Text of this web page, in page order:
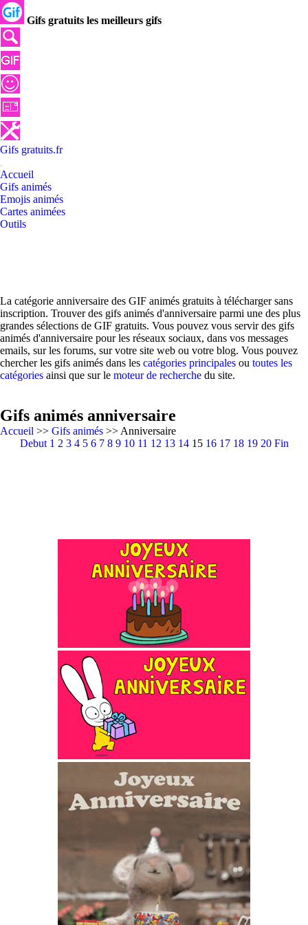
Gifs gratuits les meilleurs gifs
Gifs gratuits.fr
Accueil
Gifs animés
Emojis animés
Cartes animées
Outils
La catégorie anniversaire des GIF animés gratuits à télécharger sans
inscription. Trouver des gifs animés d'anniversaire parmi une des plus
grandes sélections de GIF gratuits. Vous pouvez vous servir des gifs
animés d'anniversaire pour les réseaux sociaux, dans vos messages
emails, sur les forums, sur votre site web ou votre blog. Vous pouvez
chercher les gifs animés dans les catégories principales ou toutes les
catégories ainsi que sur le moteur de recherche du site.
Gifs animés anniversaire
Accueil >> Gifs animés >> Anniversaire
Debut 1 2 3 4 5 6 7 8 9 10 11 12 13 14 15 16 17 18 19 20 Fin